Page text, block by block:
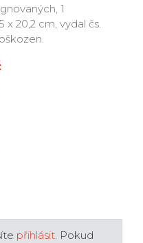
1
x 20,2 cm, vydal čs.
přihlásit. Pokud